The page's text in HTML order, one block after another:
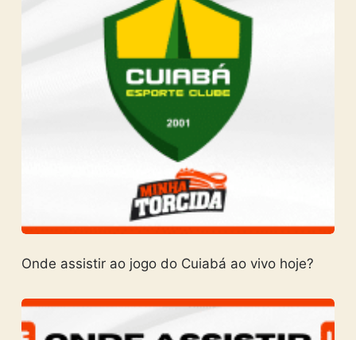
Onde assistir ao jogo do Cuiabá ao vivo hoje?